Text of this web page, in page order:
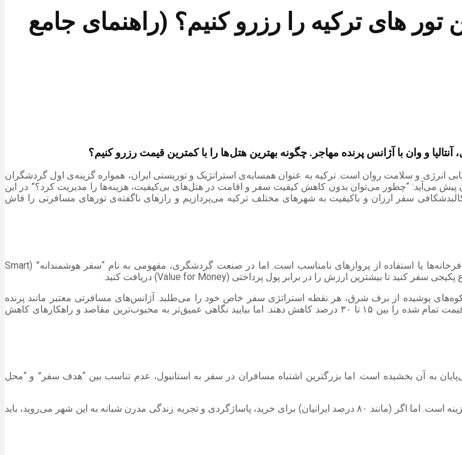
تور های ترکیه را رزرو کنیم؟ (راهنمای جامع
و وان با آژانس پرنده مهاجر. چگونه بهترین هتل‌ها را با کمترین قیمت رزرو کنیم؟
انرژی و سلامت روان است. ترکیه به عنوان همسایه‌ی استراتژیک و توریستی ایران، همواره گزینه‌ی اول گردشگران
می‌آید: “چطور می‌توان بدون کاهش کیفیت سفر و اقامت در هتل‌های بی‌کیفیت، هزینه‌ها را مدیریت کرد؟” در این
سفر ارزان و باکیفیت به شهرهای مختلف ترکیه می‌پردازیم و رازهای ناگفته‌ی تورهای مسافرتی را فاش
بسیاری از افراد تصور می‌کنند که سفر ارزان به معنای حذف تفریحات، اقامت در مسافرخانه‌ها یا استفاده از پروازهای نامناسب است. اما در صنعت گردشگری، مفهومی به نام “سفر هوشمندانه” (Smart
پوشیده از برف شرق، هر نقطه استراتژی سفر خاص خود را می‌طلبد. آژانس‌های مسافرتی معتبر مانند پرنده
مهاجر که مجری مستقیم تورها هستند، با حذف واسطه‌های فروش (Broker)، می‌توانند قیمت تمام شده را بین ۱۵ تا ۳۰ درصد کاهش دهند. اما بیایید نگاهی عمیق‌تر به محبوب‌ترین مقاصد و راهکارهای کاهش
به آن بخشیده است. اما بزرگترین اشتباه مسافران در سفر به استانبول، عدم تناسب بین “هدف سفر” و “محل
اگر عاشق تاریخ، معماری و بافت سنتی هستید، منطقه “فاتیح” و “سلطان احمد” بهترین گزینه است. اما اگر (مانند ۸۰ درصد ایرانیان) برای خرید، پاساژگردی و تجربه زندگی مدرن شبانه به این شهر می‌روید، باید